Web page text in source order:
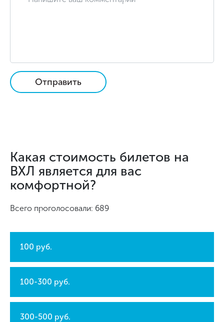
Отправить
Какая стоимость билетов на
ВХЛ является для вас
комфортной?
Всего проголосовали: 689
100 руб.
100-300 руб.
300-500 руб.